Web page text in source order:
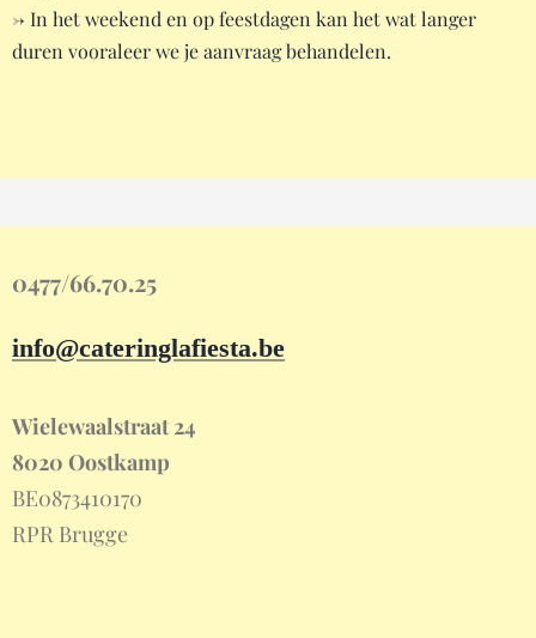
-> In het weekend en op feestdagen kan het wat langer
duren vooraleer we je aanvraag behandelen.
0477/66.70.25
info@cateringlafiesta.be
Wielewaalstraat 24
8020 Oostkamp
BE0873410170
RPR Brugge